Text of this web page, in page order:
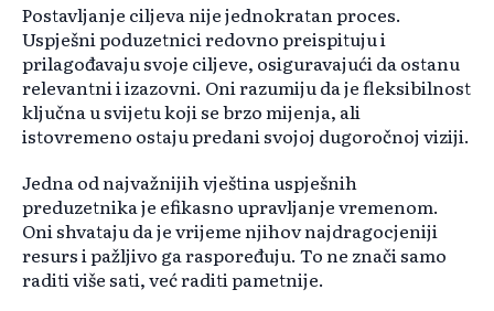
Postavljanje ciljeva nije jednokratan proces.
Uspješni poduzetnici redovno preispituju i
prilagođavaju svoje ciljeve, osiguravajući da ostanu
relevantni i izazovni. Oni razumiju da je fleksibilnost
ključna u svijetu koji se brzo mijenja, ali
istovremeno ostaju predani svojoj dugoročnoj viziji.
Jedna od najvažnijih vještina uspješnih
preduzetnika je efikasno upravljanje vremenom.
Oni shvataju da je vrijeme njihov najdragocjeniji
resurs i pažljivo ga raspoređuju. To ne znači samo
raditi više sati, već raditi pametnije.